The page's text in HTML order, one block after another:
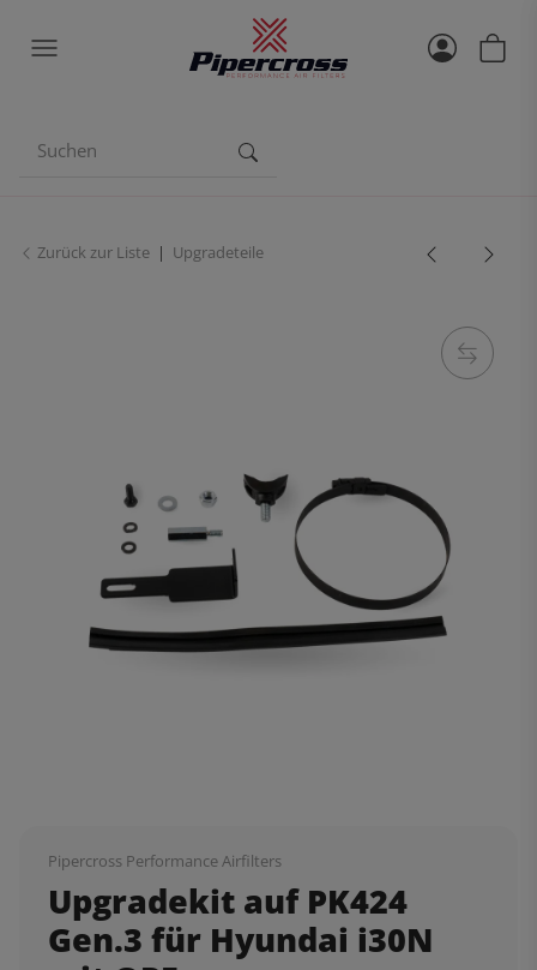
Zurück zur Liste Upgradeteile
Pipercross Performance Airfilters
Upgradekit auf PK424
Gen.3 für Hyundai i30N